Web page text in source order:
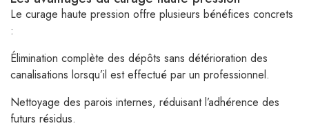
Le curage haute pression offre plusieurs bénéfices concrets
:
Élimination complète des dépôts sans détérioration des
canalisations lorsqu’il est effectué par un professionnel.
Nettoyage des parois internes, réduisant l’adhérence des
futurs résidus.